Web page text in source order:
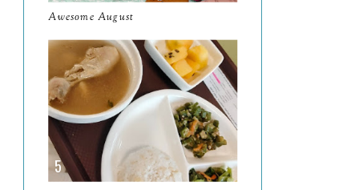
March
February9
January
202393
December11
November8
Awesome August